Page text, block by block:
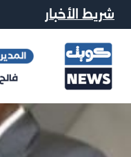
شريط الأخبار